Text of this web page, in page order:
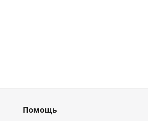
Помощь